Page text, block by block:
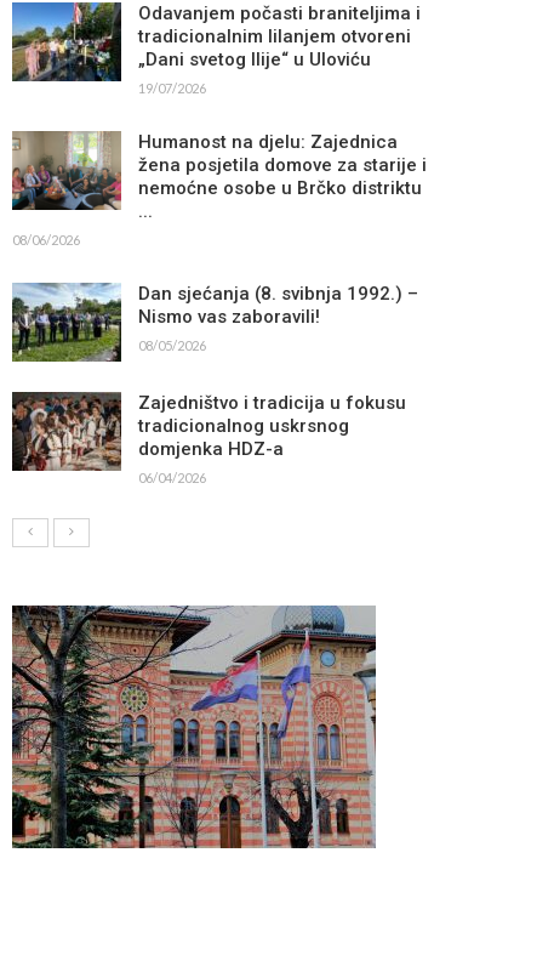
Odavanjem počasti braniteljima i
tradicionalnim lilanjem otvoreni
„Dani svetog Ilije“ u Uloviću
19/07/2026
Humanost na djelu: Zajednica
žena posjetila domove za starije i
nemoćne osobe u Brčko distriktu
...
08/06/2026
Dan sjećanja (8. svibnja 1992.) –
Nismo vas zaboravili!
08/05/2026
Zajedništvo i tradicija u fokusu
tradicionalnog uskrsnog
domjenka HDZ-a
06/04/2026